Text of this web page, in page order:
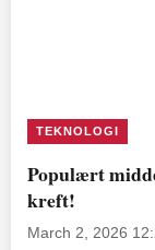
TEKNOLOGI
Populært
kreft!
March 2, 2026